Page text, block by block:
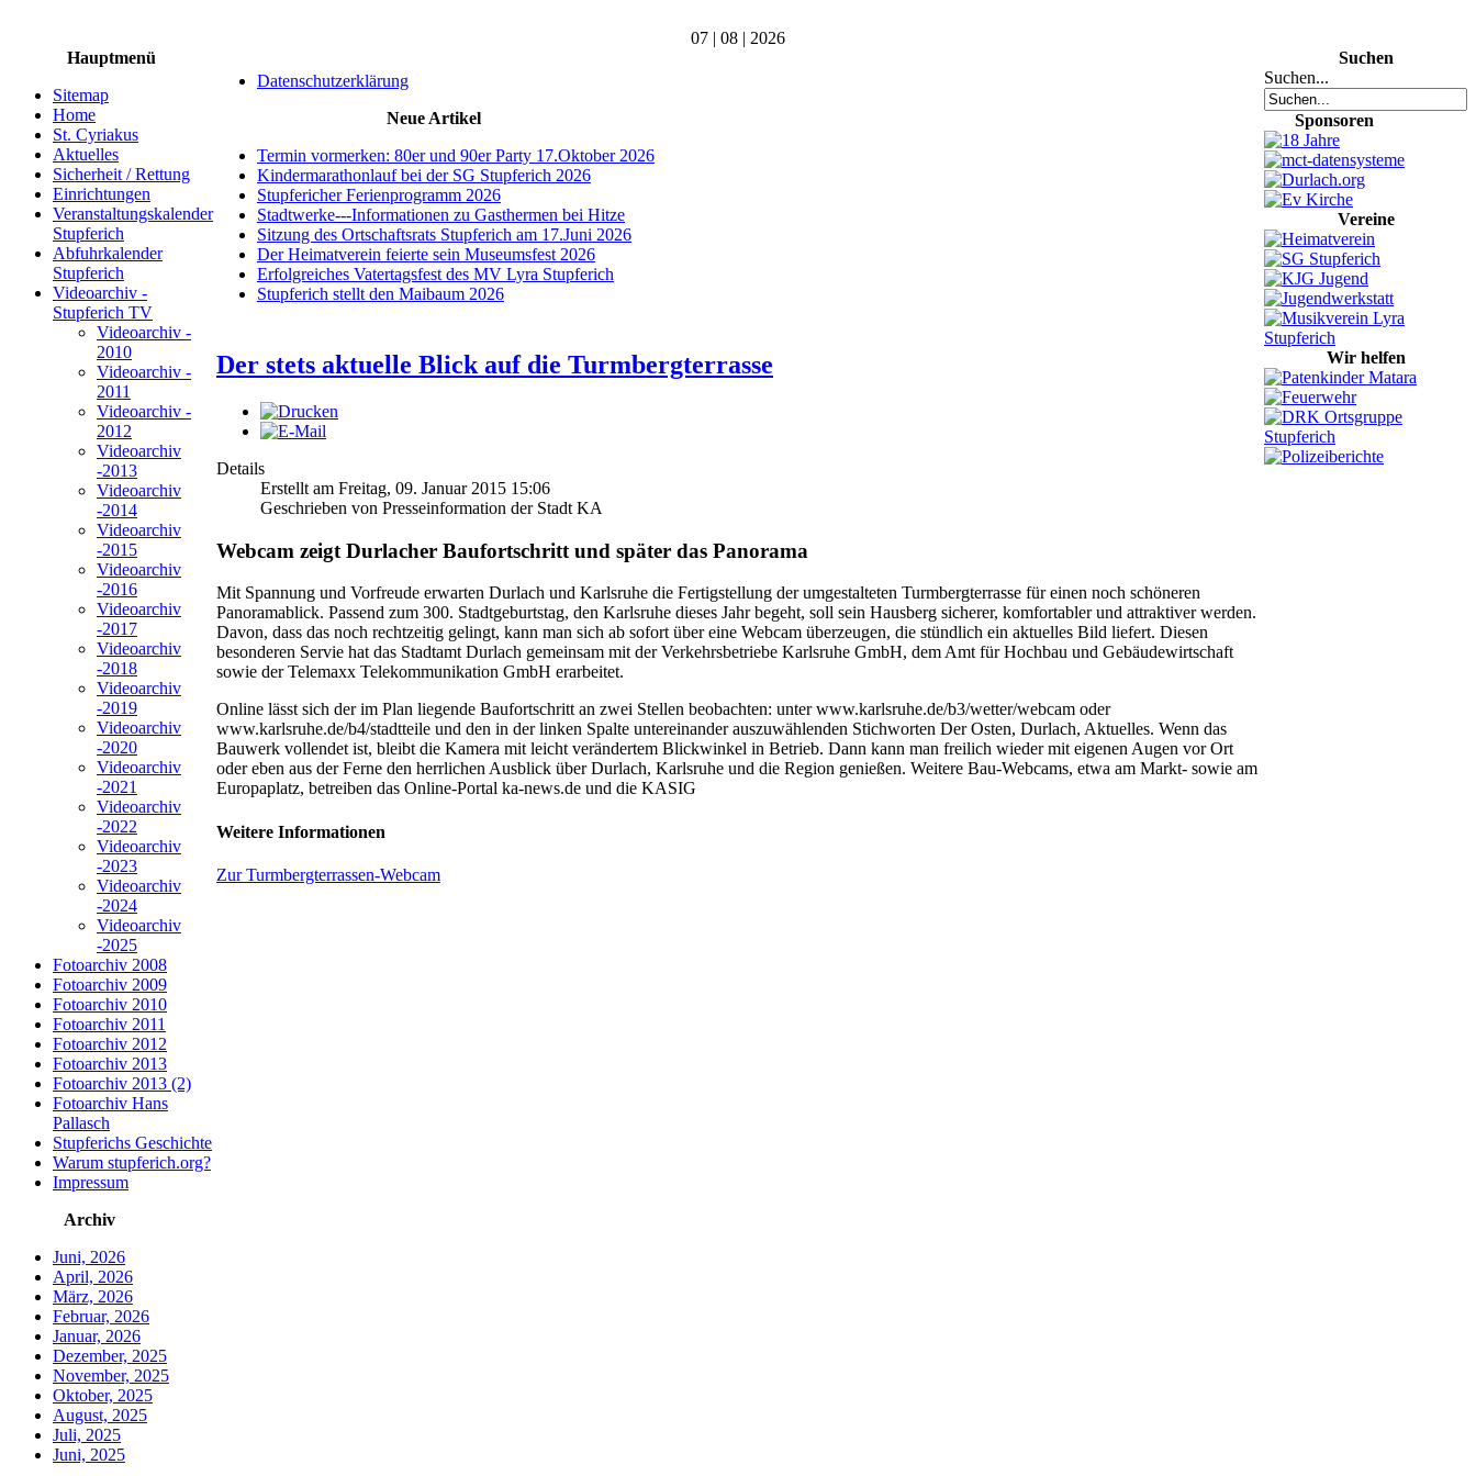
07 | 08 | 2026
Hauptmenü
Sitemap
Home
St. Cyriakus
Aktuelles
Sicherheit / Rettung
Einrichtungen
Veranstaltungskalender
Stupferich
Abfuhrkalender
Stupferich
Videoarchiv -
Stupferich TV
Videoarchiv -
2010
Videoarchiv -
2011
Videoarchiv -
2012
Videoarchiv
-2013
Videoarchiv
-2014
Videoarchiv
-2015
Videoarchiv
-2016
Videoarchiv
-2017
Videoarchiv
-2018
Videoarchiv
-2019
Videoarchiv
-2020
Videoarchiv
-2021
Videoarchiv
-2022
Videoarchiv
-2023
Videoarchiv
-2024
Videoarchiv
-2025
Fotoarchiv 2008
Fotoarchiv 2009
Fotoarchiv 2010
Fotoarchiv 2011
Fotoarchiv 2012
Fotoarchiv 2013
Fotoarchiv 2013 (2)
Fotoarchiv Hans
Pallasch
Stupferichs Geschichte
Warum stupferich.org?
Impressum
Archiv
Juni, 2026
April, 2026
März, 2026
Februar, 2026
Januar, 2026
Dezember, 2025
November, 2025
Oktober, 2025
August, 2025
Juli, 2025
Juni, 2025
Datenschutzerklärung
Neue Artikel
Termin vormerken: 80er und 90er Party 17.Oktober 2026
Kindermarathonlauf bei der SG Stupferich 2026
Stupfericher Ferienprogramm 2026
Stadtwerke---Informationen zu Gasthermen bei Hitze
Sitzung des Ortschaftsrats Stupferich am 17.Juni 2026
Der Heimatverein feierte sein Museumsfest 2026
Erfolgreiches Vatertagsfest des MV Lyra Stupferich
Stupferich stellt den Maibaum 2026
Der stets aktuelle Blick auf die Turmbergterrasse
Details
Erstellt am Freitag, 09. Januar 2015 15:06
Geschrieben von Presseinformation der Stadt KA
Webcam zeigt Durlacher Baufortschritt und später das Panorama
Mit Spannung und Vorfreude erwarten Durlach und Karlsruhe die Fertigstellung der umgestalteten Turmbergterrasse für einen noch schöneren
Panoramablick. Passend zum 300. Stadt­­­ge­­burts­­tag, den Karlsruhe dieses Jahr begeht, soll sein Hausberg sicherer, komfor­ta­b­ler und attrak­ti­­ver werden.
Davon, dass das noch rechtzeitig gelingt, kann man sich ab sofort über eine Webcam überzeugen, die stündlich ein aktuelles Bild liefert. Diesen
besonderen Servie hat das Stadtamt Durlach gemeinsam mit der Verkehrsbetriebe Karlsruhe GmbH, dem Amt für Hochbau und Gebäudewirtschaft
sowie der Telemaxx Telekommunikation GmbH erarbeitet.
Online lässt sich der im Plan liegende Baufortschritt an zwei Stellen beobachten: unter www.karlsruhe.de/b3/wetter/webcam oder
www.karlsruhe.de/b4/stadtteile und den in der linken Spalte untereinander auszuwählenden Stichworten Der Osten, Durlach, Aktuelles. Wenn das
Bauwerk vollendet ist, bleibt die Kamera mit leicht verändertem Blickwinkel in Betrieb. Dann kann man freilich wieder mit eigenen Augen vor Ort
oder eben aus der Ferne den herrlichen Ausblick über Durlach, Karlsruhe und die Region genießen. Weitere Bau-Webcams, etwa am Markt- sowie am
Europaplatz, betreiben das Online-Portal ka-news.de und die KASIG
Weitere Informationen
Zur Turmbergterrassen-Webcam
Suchen
Suchen...
Sponsoren
Vereine
Wir helfen